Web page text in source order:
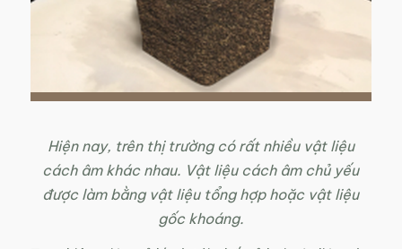
Hiện nay, trên thị trường có rất nhiều vật liệu
cách âm khác nhau. Vật liệu cách âm chủ yếu
được làm bằng vật liệu tổng hợp hoặc vật liệu
gốc khoáng.